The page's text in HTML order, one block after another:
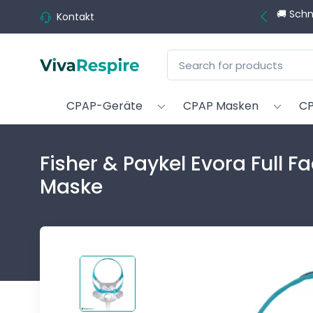
Kontakt 💬
CPAP-Geräte CPAP Masken
Fisher & Paykel Evora Full
Maske